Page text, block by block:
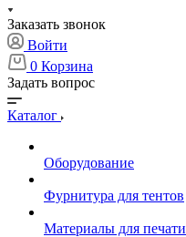
Заказать звонок
Войти
0 Корзина
Задать вопрос
Каталог
Оборудование
Фурнитура для тентов
Материалы для печати